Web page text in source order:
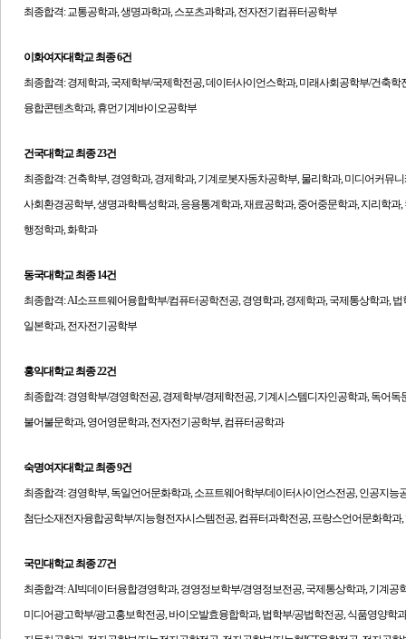
최종합격: 교통공학과, 생명과학과, 스포츠과학과, 전자전기컴퓨터공학부
이화여자대학교 최종 6건
최종합격:경제학과, 국제학부/국제학전공, 데이터사이언스학과, 미래사회공학부/건축학
융합콘텐츠학과, 휴먼기계바이오공학부
건국대학교 최종 23건
최종합격:건축학부, 경영학과, 경제학과, 기계로봇자동차공학부, 물리학과, 미디어커뮤
사회환경공학부, 생명과학특성학과, 응용통계학과, 재료공학과, 중어중문학과, 지리학과,
행정학과, 화학과
동국대학교최종 14건
최종합격:AI소프트웨어융합학부/컴퓨터공학전공, 경영학과, 경제학과, 국제통상학과, 법
일본학과, 전자전기공학부
홍익대학교최종 22건
최종합격:경영학부/경영학전공, 경제학부/경제학전공, 기계시스템디자인공학과, 독어독
불어불문학과, 영어영문학과, 전자전기공학부, 컴퓨터공학과
숙명여자대학교최종 9건
최종합격:경영학부, 독일언어문화학과, 소프트웨어학부/데이터사이언스전공, 인공지능
첨단소재전자융합공학부/지능형전자시스템전공, 컴퓨터과학전공, 프랑스언어문화학과,
국민대학교 최종 27건
최종합격:AI빅데이터융합경영학과, 경영정보학부/경영정보전공, 국제통상학과, 기계공
미디어광고학부/광고홍보학전공, 바이오발효융합학과, 법학부/공법학전공, 식품영양학